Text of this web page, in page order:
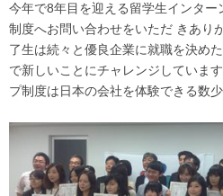
今年で8年目を迎える留学生インター
制度へお問い合わせをいただ きあり
了生は続々と優良企業に就職を決め
で新しいことにチャレンジしていま
プ制度は日本の会社を体験できる数